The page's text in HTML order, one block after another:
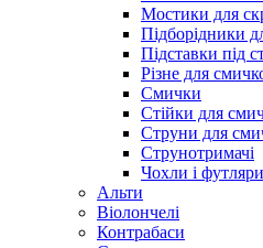
Мостики для
Підборiдники
Підставки під
Різне для
Смички
Стійки для
Струни для
Струнотримачі
Чохли і
Альти
Віолончелі
Контрабаси